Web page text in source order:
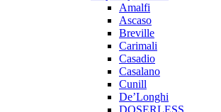
Amalfi
Ascaso
Breville
Carimali
Casadio
Casalano
Cunill
De’Longhi